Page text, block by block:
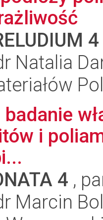
4
Natalia
i
4 ,
Marcin